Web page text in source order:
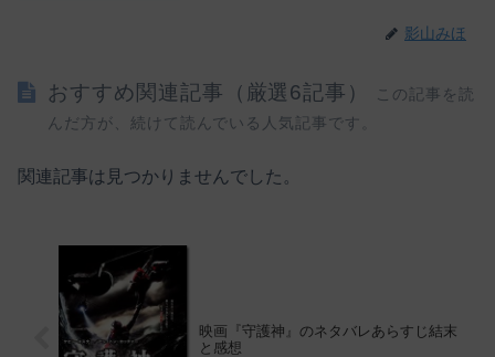
影山みほ
おすすめ関連記事（厳選6記事）
この記事を読
んだ方が、続けて読んでいる人気記事です。
関連記事は見つかりませんでした。
映画『守護神』のネタバレあらすじ結末
と感想